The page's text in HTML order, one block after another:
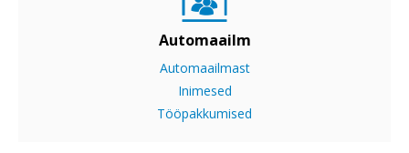
Automaailm
Automaailmast
Inimesed
Tööpakkumised